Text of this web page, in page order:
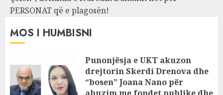
PERSONAT që e plagosën!
MOS I HUMBISNI
Punonjësja e UKT akuzon
drejtorin Skerdi Drenova dhe
“bosen” Joana Nano për